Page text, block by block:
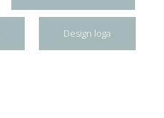
Design loga